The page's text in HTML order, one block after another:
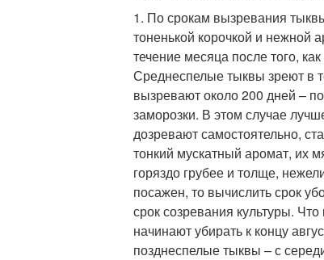
1. По срокам вызревания
тоненькой корочкой и нежной
течение месяца после того,
Среднеспелые тыквы зреют в
вызревают около 200 дней –
заморозки. В этом случае
дозревают самостоятельно,
тонкий мускатный аромат, их
горяздо грубее и толще,
посажен, то вычислить срок
срок созревания культуры.
начинают убирать к концу
позднеспелые тыквы – с